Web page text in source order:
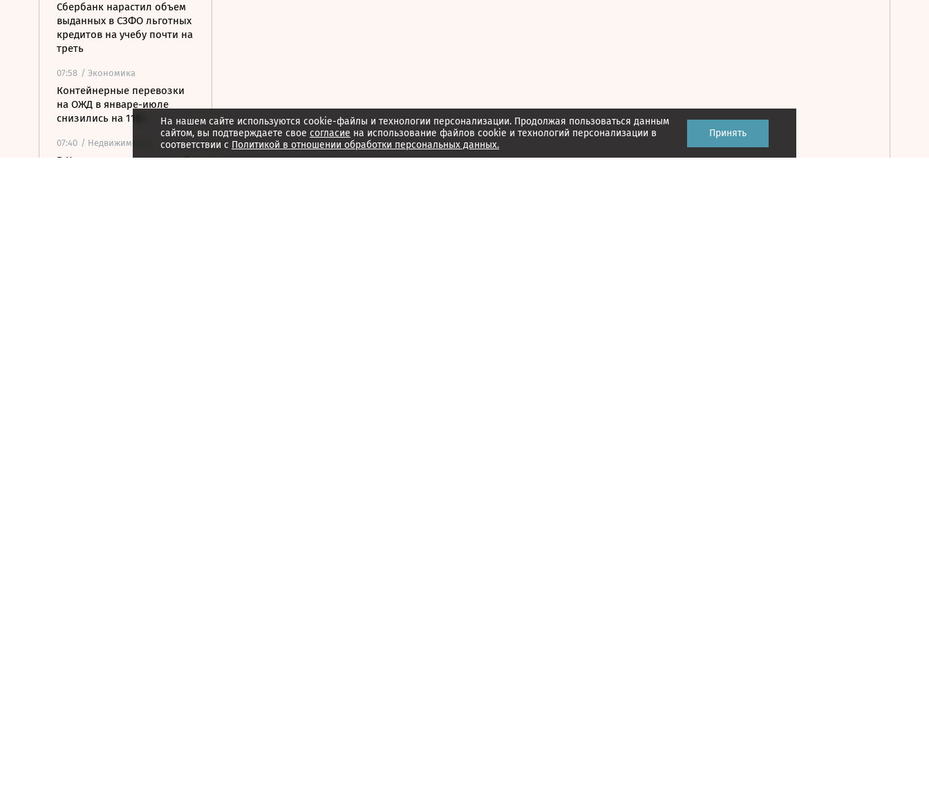
Сбербанк нарастил объем
выданных в СЗФО льготных
кредитов на учебу почти на
треть
07:58 / Экономика
Контейнерные перевозки
на ОЖД в январе-июле
снизились на 11%
07:40 / Недвижимость
В Карелии построят новый
На нашем сайте используются cookie-файлы и технологии персонализации. Продолжая пользоваться данным
сайтом, вы подтверждаете свое согласие на использование файлов cookie и технологий персонализации в
соответствии с Политикой в отношении обработки персональных данных.
Принять